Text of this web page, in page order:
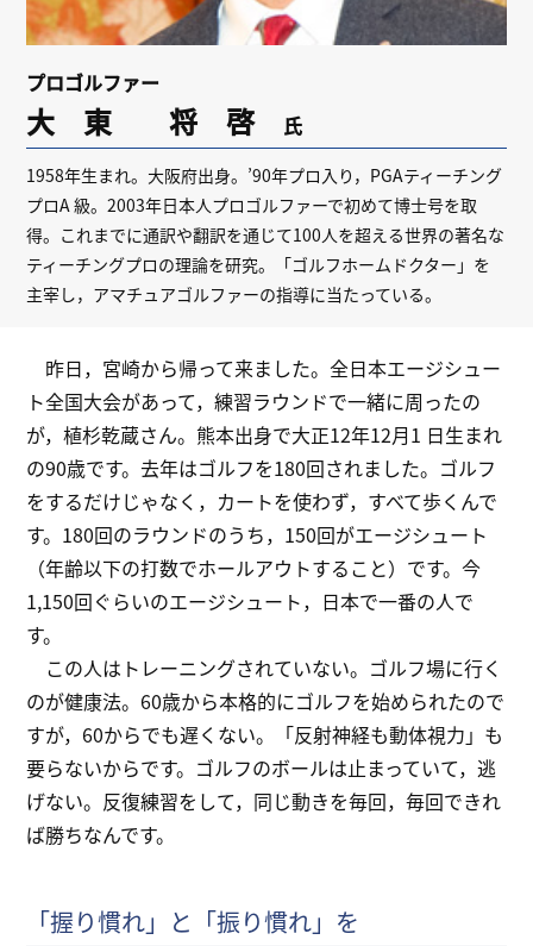
プロゴルファー
大 東 将 啓 氏
1958年生まれ。大阪府出身。’90年プロ入り，PGAティーチング
プロA 級。2003年日本人プロゴルファーで初めて博士号を取
得。これまでに通訳や翻訳を通じて100人を超える世界の著名な
ティーチングプロの理論を研究。「ゴルフホームドクター」を
主宰し，アマチュアゴルファーの指導に当たっている。
昨日，宮崎から帰って来ました。全日本エージシュー
ト全国大会があって，練習ラウンドで一緒に周ったの
が，植杉乾蔵さん。熊本出身で大正12年12月1 日生まれ
の90歳です。去年はゴルフを180回されました。ゴルフ
をするだけじゃなく，カートを使わず，すべて歩くんで
す。180回のラウンドのうち，150回がエージシュート
（年齢以下の打数でホールアウトすること）です。今
1,150回ぐらいのエージシュート，日本で一番の人で
す。
この人はトレーニングされていない。ゴルフ場に行く
のが健康法。60歳から本格的にゴルフを始められたので
すが，60からでも遅くない。「反射神経も動体視力」も
要らないからです。ゴルフのボールは止まっていて，逃
げない。反復練習をして，同じ動きを毎回，毎回できれ
ば勝ちなんです。
「握り慣れ」と「振り慣れ」を